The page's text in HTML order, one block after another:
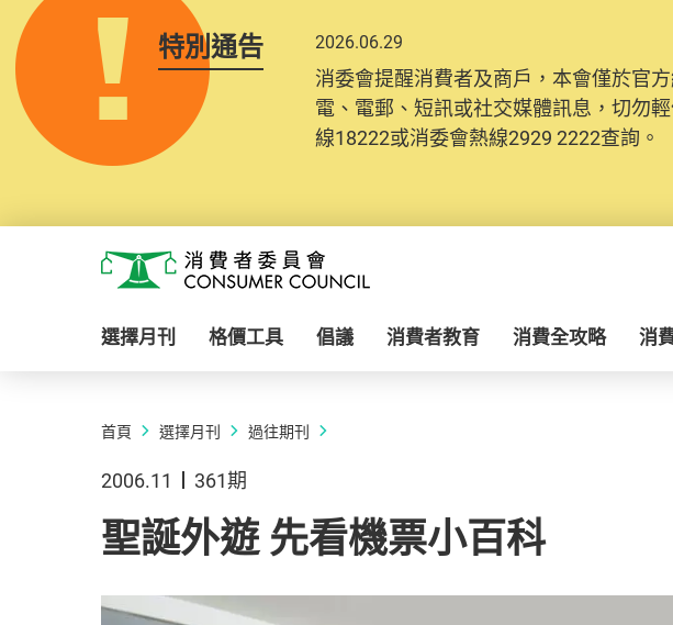
特別通告 2026.06.29
消委會提醒消費者及商戶，本會僅於官
電、電郵、短訊或社交媒體訊息，切勿
線18222或消委會熱線2929 2222查詢。
消費者委員會
選擇月刊 格價工具 倡議 消費者教育 消費全攻略 消
首頁 選擇月刊 過往期刊
2006.11 361期
聖誕外遊 先看機票小百科